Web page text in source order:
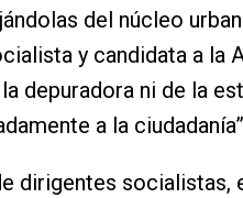
del núcleo
y candidata a la
depuradora ni de la
a la
dirigentes socialistas,